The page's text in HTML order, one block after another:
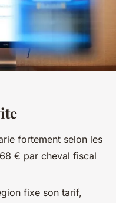
fortement selon les
€ par cheval fiscal
fixe son tarif,